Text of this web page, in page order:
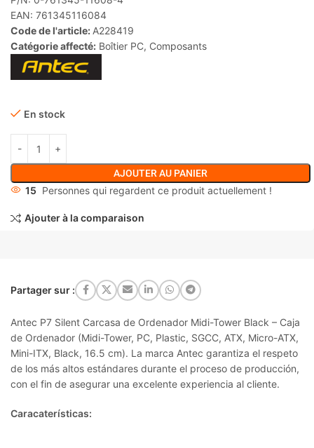
EAN: 761345116084
Code de l'article: A228419
Catégorie affecté: Boîtier PC, Composants
En stock
AJOUTER AU PANIER
15 Personnes qui regardent ce produit actuellement !
Ajouter à la comparaison
Partager sur :
Antec P7 Silent Carcasa de Ordenador Midi-Tower Black – Caja
de Ordenador (Midi-Tower, PC, Plastic, SGCC, ATX, Micro-ATX,
Mini-ITX, Black, 16.5 cm). La marca Antec garantiza el respeto
de los más altos estándares durante el proceso de producción,
con el fin de asegurar una excelente experiencia al cliente.
Caracaterísticas: